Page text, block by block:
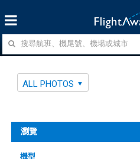
ALL PHOTOS
瀏覽
機型